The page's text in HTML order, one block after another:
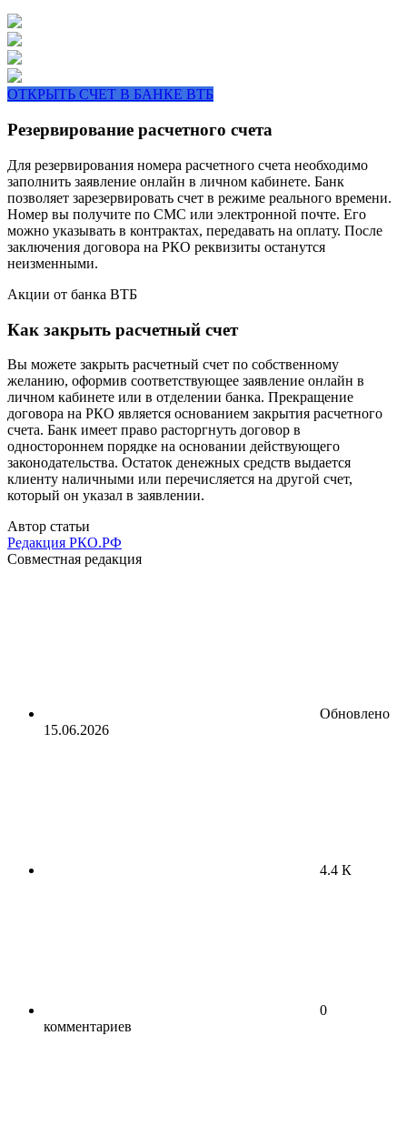
ОТКРЫТЬ СЧЕТ В БАНКЕ ВТБ
Резервирование расчетного счета
Для резервирования номера расчетного счета необходимо
заполнить заявление онлайн в личном кабинете. Банк
позволяет зарезервировать счет в режиме реального времени.
Номер вы получите по СМС или электронной почте. Его
можно указывать в контрактах, передавать на оплату. После
заключения договора на РКО реквизиты останутся
неизменными.
Акции от банка ВТБ
Как закрыть расчетный счет
Вы можете закрыть расчетный счет по собственному
желанию, оформив соответствующее заявление онлайн в
личном кабинете или в отделении банка. Прекращение
договора на РКО является основанием закрытия расчетного
счета. Банк имеет право расторгнуть договор в
одностороннем порядке на основании действующего
законодательства. Остаток денежных средств выдается
клиенту наличными или перечисляется на другой счет,
который он указал в заявлении.
Автор статьи
Редакция РКО.РФ
Совместная редакция
Обновлено
15.06.2026
4.4 К
0
комментариев